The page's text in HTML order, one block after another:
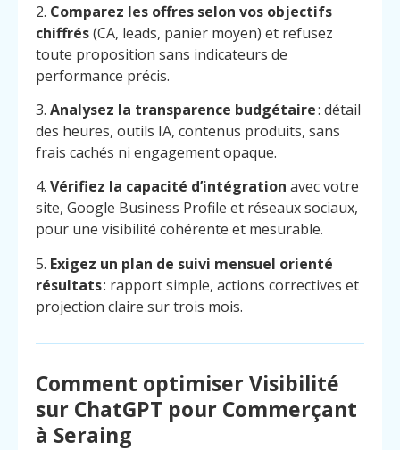
2. Comparez les offres selon vos objectifs
chiffrés(CA, leads, panier moyen) et refusez
toute proposition sans indicateurs de
performance précis.
3. Analysez la transparence budgétaire: détail
des heures, outils IA, contenus produits, sans
frais cachés ni engagement opaque.
4. Vérifiez la capacité d’intégration avec votre
site, Google Business Profile et réseaux sociaux,
pour une visibilité cohérente et mesurable.
5. Exigez un plan de suivi mensuel orienté
résultats: rapport simple, actions correctives et
projection claire sur trois mois.
Comment optimiser Visibilité
sur ChatGPT pour Commerçant
à Seraing